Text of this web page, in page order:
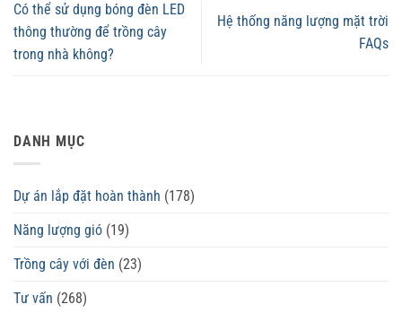
Có thể sử dụng bóng đèn LED
thông thường để trồng cây
trong nhà không?
Hệ thống năng lượng mặt trời
FAQs
DANH MỤC
Dự án lắp đặt hoàn thành (178)
Năng lượng gió (19)
Trồng cây với đèn (23)
Tư vấn (268)